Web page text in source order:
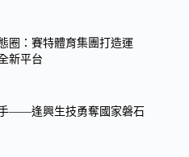
圈：賽特體育集團打造運
新平台
——逢興生技勇奪國家磐石